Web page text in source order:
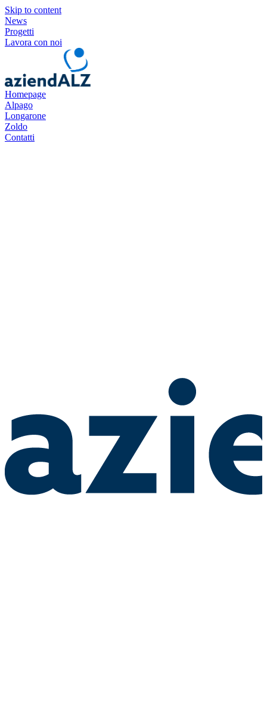
Skip to content
News
Progetti
Lavora con noi
Homepage
Alpago
Longarone
Zoldo
Contatti